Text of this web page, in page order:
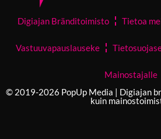
Digiajan Bränditoimisto Tietoa
Vastuuvapauslauseke
Mainostajalle
© 2019-2026 PopUp Media | Digiajan
kuin